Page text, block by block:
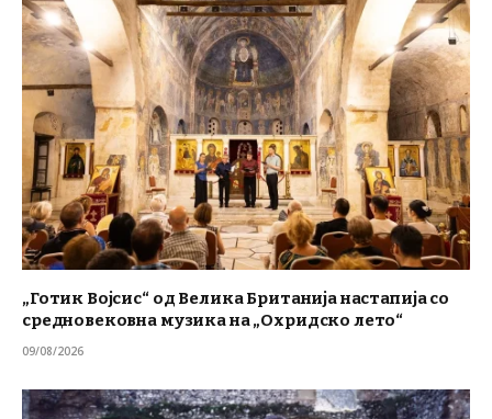
„Готик Војсис“ од Велика Британија настапија со
средновековна музика на „Охридско лето“
09/08/2026